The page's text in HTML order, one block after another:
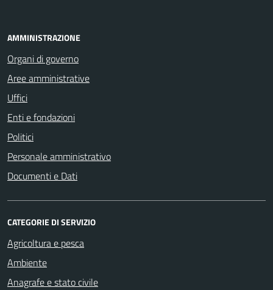
AMMINISTRAZIONE
Organi di governo
Aree amministrative
Uffici
Enti e fondazioni
Politici
Personale amministrativo
Documenti e Dati
CATEGORIE DI SERVIZIO
Agricoltura e pesca
Ambiente
Anagrafe e stato civile